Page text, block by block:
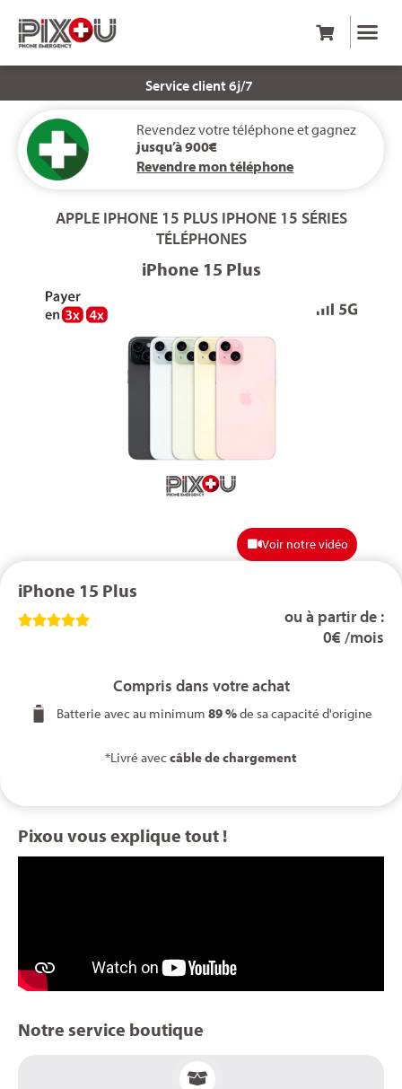
Service client 6j/7
Revendez votre téléphone et gagnez
jusqu’à 900€
Revendre mon téléphone
APPLE IPHONE 15 PLUS IPHONE 15 SÉRIES
TÉLÉPHONES
iPhone 15 Plus
Voir notre vidéo
iPhone 15 Plus

ou à partir de :
0€ /mois
Compris dans votre achat
Batterie avec au minimum 89 %de sa capacité d'origine
*Livré aveccâble de chargement
Pixou vous explique tout !
Notre service boutique